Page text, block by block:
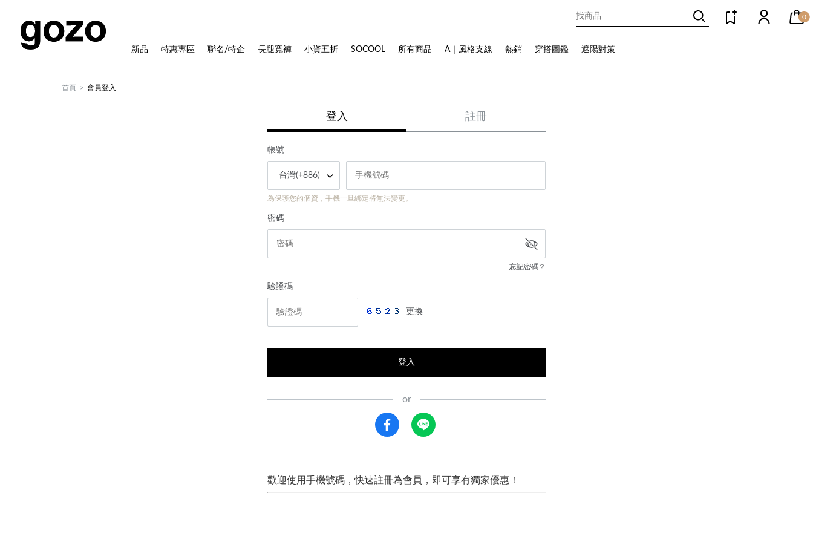
0
新品 特惠專區 聯名/特企 長腿寬褲 小資五折 SOCOOL 所有商品 A｜風格支線 熱銷 穿搭圖鑑 遮陽對策
首頁 會員登入
登入 註冊
帳號
為保護您的個資，手機一旦綁定將無法變更。
密碼
忘記密碼？
驗證碼
更換
登入
歡迎使用手機號碼，快速註冊為會員，即可享有獨家優惠！